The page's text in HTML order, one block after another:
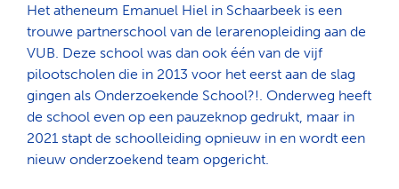
Het atheneum Emanuel Hiel in Schaarbeek is een
trouwe partnerschool van de lerarenopleiding aan de
VUB. Deze school was dan ook één van de vijf
pilootscholen die in 2013 voor het eerst aan de slag
gingen als Onderzoekende School?!. Onderweg heeft
de school even op een pauzeknop gedrukt, maar in
2021 stapt de schoolleiding opnieuw in en wordt een
nieuw onderzoekend team opgericht.